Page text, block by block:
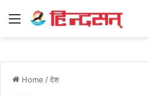
Menu
Home /देश